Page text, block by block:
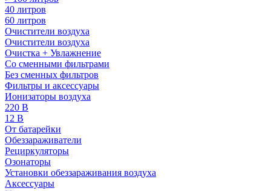
40 литров
60 литров
Очистители воздуха
Очистители воздуха
Очистка + Увлажнение
Cо сменными фильтрами
Без сменных фильтров
Фильтры и аксессуары
Ионизаторы воздуха
220 В
12 В
От батарейки
Обеззараживатели
Рециркуляторы
Озонаторы
Установки обеззараживания воздуха
Аксессуары